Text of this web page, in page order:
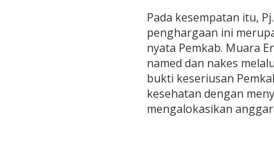
r
g
a
a
n
K
e
m
e
Pada kesempatan itu,
penghargaan ini
nyata Pemkab. Muara
named dan nakes
bukti keseriusan
kesehatan dengan
mengalokasikan